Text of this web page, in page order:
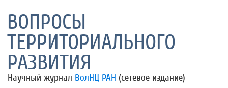
ВОПРОСЫ
ТЕРРИТОРИАЛЬНОГО
РАЗВИТИЯ
Научный журнал ВолНЦ РАН (сетевое издание)